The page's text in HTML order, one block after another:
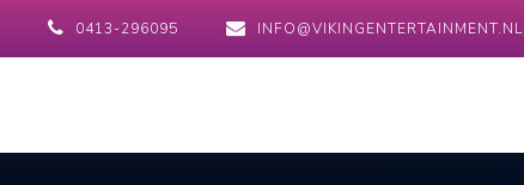
0413-296095 INFO@VIKINGENTERTAINMENT.NL